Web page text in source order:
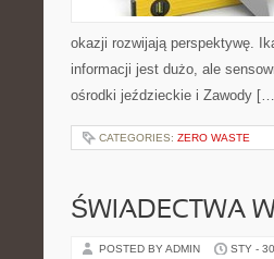
okazji rozwijają perspektywę.
informacji jest dużo, ale
ośrodki jeździeckie i Zawody
CATEGORIES: ZERO WASTE
ŚWIADECTWA
POSTED BY ADMIN STY -